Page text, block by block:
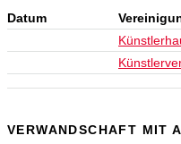
Datum
VERWANDSCHAFT MIT